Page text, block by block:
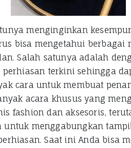
menginginkan
bisa mengetahui berbagai
Salah satunya adalah
terkini sehingga
cara untuk membuat
acara khusus yang
fashion dan aksesoris,
untuk menggabungkan
Saat ini Anda bisa